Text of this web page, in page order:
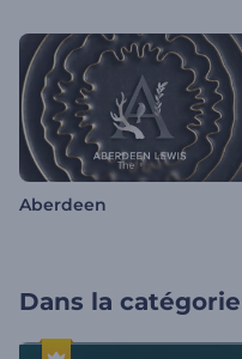
Aberdeen
Dans la catégorie